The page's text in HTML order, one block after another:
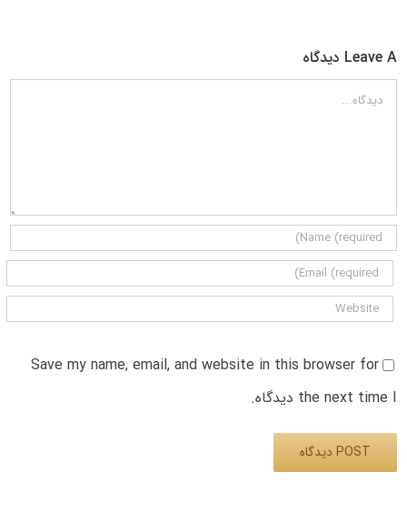
Leave A دیدگاه
دیدگاه
Save my name, email, and website in this browser for
the next time I دیدگاه.